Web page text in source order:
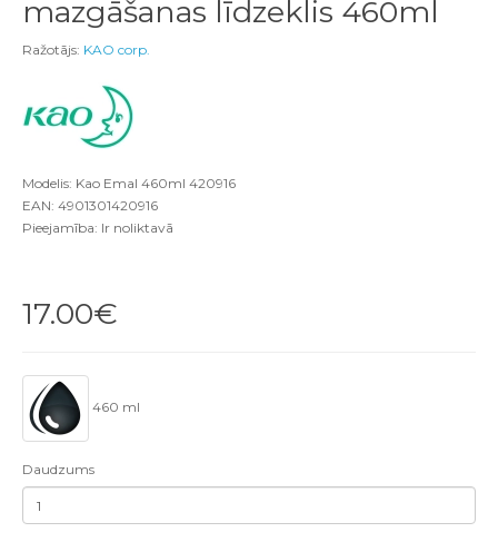
mazgāšanas līdzeklis 460ml
Ražotājs: KAO corp.
Modelis: Kao Emal 460ml 420916
EAN: 4901301420916
Pieejamība: Ir noliktavā
17.00€
460 ml
Daudzums